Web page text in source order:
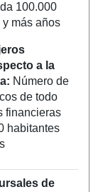
100.000
y más años
a la
Número de
de todo
financieras
habitantes
de